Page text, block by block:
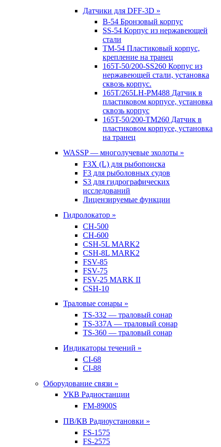
Датчики для DFF-3D »
B-54 Бронзовый корпус
SS-54 Корпус из нержавеющей
стали
TM-54 Пластиковый корпус,
крепление на транец
165T-50/200-SS260 Корпус из
нержавеющей стали, установка
сквозь корпус.
165T/265LH-PM488 Датчик в
пластиковом корпусе, установка
сквозь корпус
165T-50/200-TM260 Датчик в
пластиковом корпусе, установка
на транец
WASSP — многолучевые эхолоты »
F3X (L) для рыбопоиска
F3 для рыболовных судов
S3 для гидрографических
исследований
Лицензируемые функции
Гидролокатор »
CH-500
CH-600
CSH-5L MARK2
CSH-8L MARK2
FSV-85
FSV-75
FSV-25 MARK II
CSH-10
Траловые сонары »
TS-332 — траловый сонар
TS-337A — траловый сонар
TS-360 — траловый сонар
Индикаторы течений »
CI-68
CI-88
Оборудование связи »
УКВ Радиостанции
FM-8900S
ПВ/КВ Радиоустановки »
FS-1575
FS-2575